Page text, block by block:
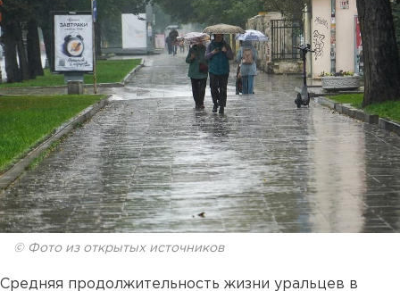
© Фото из открытых источников
Средняя продолжительность жизни уральцев в